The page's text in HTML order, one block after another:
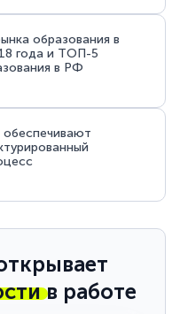
образования в
года и ТОП-5
в РФ
в работе